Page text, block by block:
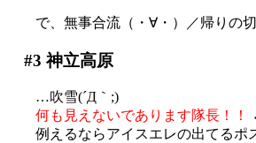
で、無事合流（・∀・）／帰りの
#3 神立高原
…吹雪(´Д｀;)
何も見えないであります隊長！！
例えるならアイスエレの出てるポ